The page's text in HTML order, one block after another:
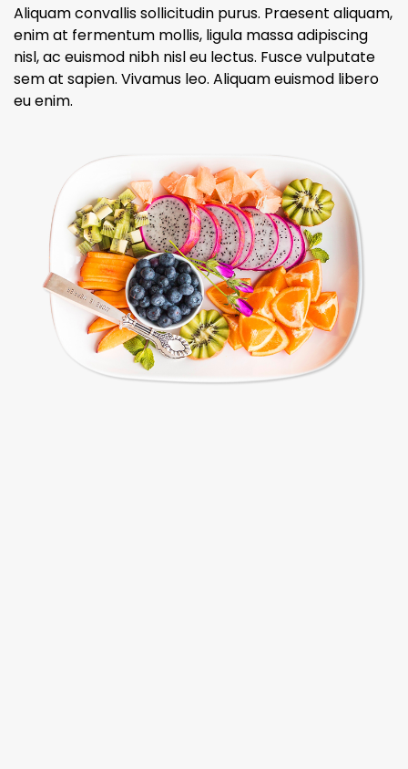
Aliquam convallis sollicitudin purus. Praesent aliquam,
enim at fermentum mollis, ligula massa adipiscing
nisl, ac euismod nibh nisl eu lectus. Fusce vulputate
sem at sapien. Vivamus leo. Aliquam euismod libero
eu enim.